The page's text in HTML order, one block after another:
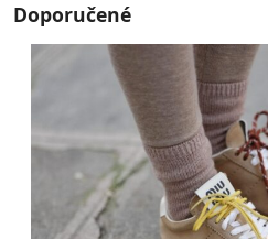
Doporučené